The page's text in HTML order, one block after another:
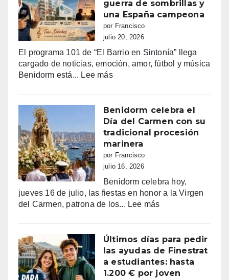
música
y
sueños
siguen
haciendo
guerra de sombrillas y
una España campeona
por Francisco
julio 20, 2026
El programa 101 de “El Barrio en Sintonía” llega
cargado de noticias, emoción, amor, fútbol y música
Benidorm está... Lee más:
la
euforia
y
la
alarma:
comercios
guerra
de
sombrillas
España
campeona
Benidorm celebra el
Día del Carmen con su
tradicional procesión
marinera
por Francisco
julio 16, 2026
Benidorm celebra hoy,
jueves 16 de julio, las fiestas en honor a la Virgen
del Carmen, patrona de los... Lee más:
el
Día
del
Carmen
Últimos días para pedir
las ayudas de Finestrat
a estudiantes: hasta
1.200 € por joven